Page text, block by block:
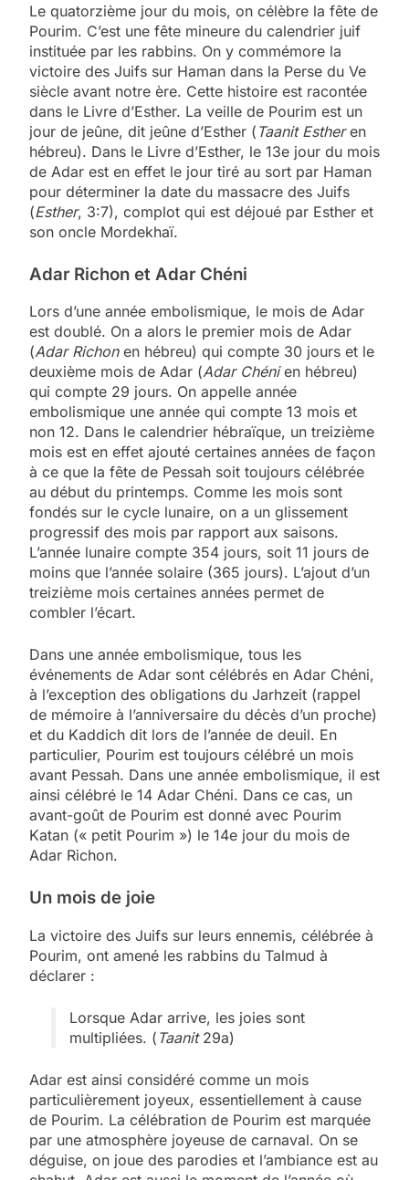
Le quatorzième jour du mois, on célèbre la fête de
Pourim. C’est une fête mineure du calendrier juif
instituée par les rabbins. On y commémore la
victoire des Juifs sur Haman dans la Perse du Ve
siècle avant notre ère. Cette histoire est racontée
dans le Livre d’Esther. La veille de Pourim est un
jour de jeûne, dit jeûne d’Esther ( Taanit Estheren
hébreu). Dans le Livre d’Esther, le 13e jour du mois
de Adar est en effet le jour tiré au sort par Haman
pour déterminer la date du massacre des Juifs
(Esther, 3:7), complot qui est déjoué par Esther et
son oncle Mordekhaï.
Adar Richon et Adar Chéni
Lors d’une année embolismique, le mois de Adar
est doublé. On a alors le premier mois de Adar
(Adar Richonen hébreu) qui compte 30 jours et le
deuxième mois de Adar (Adar Chénien hébreu)
qui compte 29 jours. On appelle année
embolismique une année qui compte 13 mois et
non 12. Dans le calendrier hébraïque, un treizième
mois est en effet ajouté certaines années de façon
à ce que la fête de Pessah soit toujours célébrée
au début du printemps. Comme les mois sont
fondés sur le cycle lunaire, on a un glissement
progressif des mois par rapport aux saisons.
L’année lunaire compte 354 jours, soit 11 jours de
moins que l’année solaire (365 jours). L’ajout d’un
treizième mois certaines années permet de
combler l’écart.
Dans une année embolismique, tous les
événements de Adar sont célébrés en Adar Chéni,
à l’exception des obligations du Jarhzeit (rappel
de mémoire à l’anniversaire du décès d’un proche)
et du Kaddich dit lors de l’année de deuil. En
particulier, Pourim est toujours célébré un mois
avant Pessah. Dans une année embolismique, il est
ainsi célébré le 14 Adar Chéni. Dans ce cas, un
avant-goût de Pourim est donné avec Pourim
Katan (« petit Pourim ») le 14e jour du mois de
Adar Richon.
Un mois de joie
La victoire des Juifs sur leurs ennemis, célébrée à
Pourim, ont amené les rabbins du Talmud à
déclarer :
Lorsque Adar arrive, les joies sont
multipliées. ( Taanit29a)
Adar est ainsi considéré comme un mois
particulièrement joyeux, essentiellement à cause
de Pourim. La célébration de Pourim est marquée
par une atmosphère joyeuse de carnaval. On se
déguise, on joue des parodies et l’ambiance est au